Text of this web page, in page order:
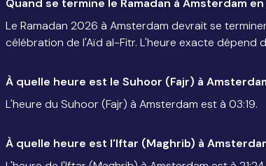
Quand se termine le Ramadan à Amsterdam
Le Ramadan 2026 à Amsterdam devrait se
célébration de l'Aïd al-Fitr. L'heure exacte dépend
À quelle heure est le Suhoor (Fajr) à
L'heure du Suhoor (Fajr) à Amsterdam est à 03:19.
À quelle heure est l'Iftar (Maghrib) à